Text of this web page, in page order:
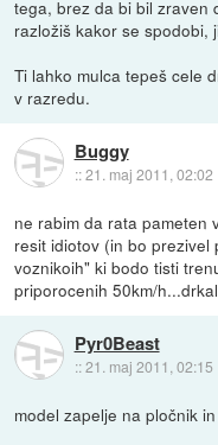
tega, brez da bi bil zraven
razložiš kakor se spodobi,
Ti lahko mulca tepeš cele
v razredu.
Buggy
::21. maj 2011, 02:02
ne rabim da rata pameten
resit idiotov (in bo
voznikoih" ki bodo tisti
priporocenih 50km/
Pyr0Beast
::21. maj 2011, 02:15
model zapelje na pločnik